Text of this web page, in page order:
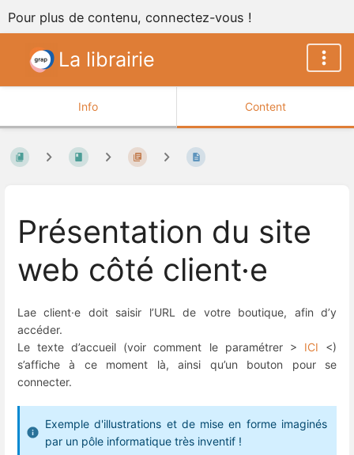
Pour plus de contenu, connectez-vous !
La librairie
Info Content
Présentation du site
web côté client·e
Lae client·e doit saisir l’URL de votre boutique, afin d’y
accéder.
Le texte d’accueil (voir comment le paramétrer > ICI <)
s’affiche à ce moment là, ainsi qu’un bouton pour se
connecter.
Exemple d'illustrations et de mise en forme imaginés
par un pôle informatique très inventif !